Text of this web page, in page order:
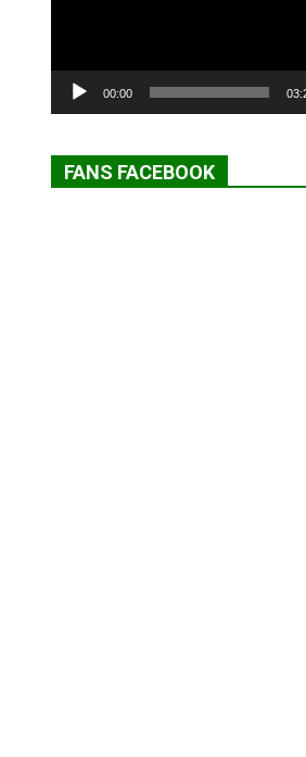
00:00
FANS FACEBOOK